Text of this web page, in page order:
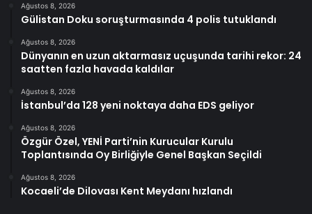
Ağustos 8, 2026
Gülistan Doku soruşturmasında 4 polis tutuklandı
Ağustos 8, 2026
Dünyanın en uzun aktarmasız uçuşunda tarihi rekor: 24
saatten fazla havada kaldılar
Ağustos 8, 2026
İstanbul’da 128 yeni noktaya daha EDS geliyor
Ağustos 8, 2026
Özgür Özel, YENİ Parti’nin Kurucular Kurulu
Toplantısında Oy Birliğiyle Genel Başkan Seçildi
Ağustos 8, 2026
Kocaeli’de Dilovası Kent Meydanı hızlandı